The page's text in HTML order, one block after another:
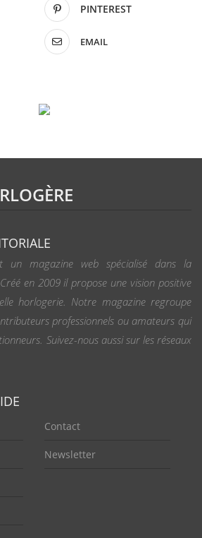
PINTEREST
EMAIL
un magazine web spécialisé dans la
en 2009 il propose une vision positive
horlogerie. Notre magazine regroupe
professionnels ou amateurs qui
Suivez-nous aussi sur les réseaux
Contact
Newsletter